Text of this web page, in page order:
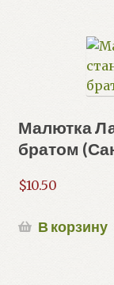
Малютка
братом
$10.50
В корзину